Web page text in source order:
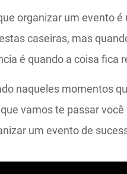
organizar um evento
caseiras, mas
é quando a coisa fica
naqueles momentos
vamos te passar
um evento de